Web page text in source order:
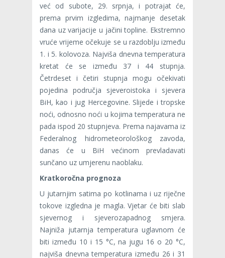
već od subote, 29. srpnja, i potrajat će,
prema prvim izgledima, najmanje desetak
dana uz varijacije u jačini topline. Ekstremno
vruće vrijeme očekuje se u razdoblju između
1. i 5. kolovoza. Najviša dnevna temperatura
kretat će se između 37 i 44 stupnja.
Četrdeset i četiri stupnja mogu očekivati
pojedina područja sjeveroistoka i sjevera
BiH, kao i jug Hercegovine. Slijede i tropske
noći, odnosno noći u kojima temperatura ne
pada ispod 20 stupnjeva. Prema najavama iz
Federalnog hidrometeorološkog zavoda,
danas će u BiH većinom prevladavati
sunčano uz umjerenu naoblaku.
Kratkoročna prognoza
U jutarnjim satima po kotlinama i uz riječne
tokove izgledna je magla. Vjetar će biti slab
sjevernog i sjeverozapadnog smjera.
Najniža jutarnja temperatura uglavnom će
biti između 10 i 15 °C, na jugu 16 o 20 °C,
najviša dnevna temperatura između 26 i 31